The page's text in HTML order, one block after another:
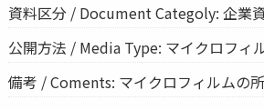
資料区分 / Document Categoly: 企業
公開方法 / Media Type: マイクロフィ
備考 / Coments: マイクロフィルムの